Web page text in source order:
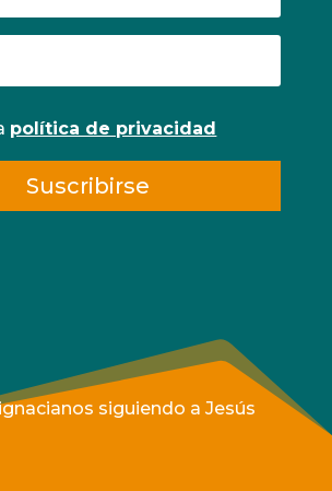
política de privacidad
Suscribirse
siguiendo a Jesús